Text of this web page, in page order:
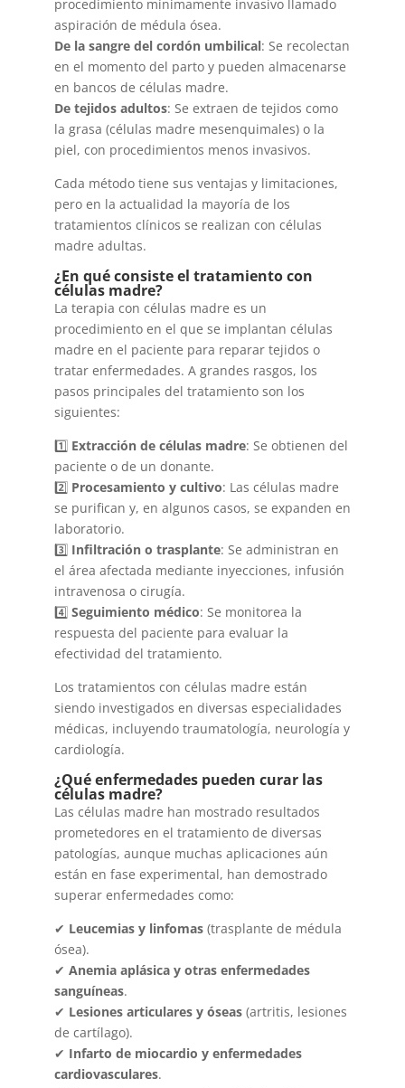
procedimiento mínimamente invasivo llamado
aspiración de médula ósea.
De la sangre del cordón umbilical: Se recolectan
en el momento del parto y pueden almacenarse
en bancos de células madre.
De tejidos adultos: Se extraen de tejidos como
la grasa (células madre mesenquimales) o la
piel, con procedimientos menos invasivos.
Cada método tiene sus ventajas y limitaciones,
pero en la actualidad la mayoría de los
tratamientos clínicos se realizan con células
madre adultas.
¿En qué consiste el tratamiento con
células madre?
La terapia con células madre es un
procedimiento en el que se implantan células
madre en el paciente para reparar tejidos o
tratar enfermedades. A grandes rasgos, los
pasos principales del tratamiento son los
siguientes:
1️⃣ Extracción de células madre: Se obtienen del
paciente o de un donante.
2️⃣ Procesamiento y cultivo: Las células madre
se purifican y, en algunos casos, se expanden en
laboratorio.
3️⃣ Infiltración o trasplante: Se administran en
el área afectada mediante inyecciones, infusión
intravenosa o cirugía.
4️⃣ Seguimiento médico: Se monitorea la
respuesta del paciente para evaluar la
efectividad del tratamiento.
Los tratamientos con células madre están
siendo investigados en diversas especialidades
médicas, incluyendo traumatología, neurología y
cardiología.
¿Qué enfermedades pueden curar las
células madre?
Las células madre han mostrado resultados
prometedores en el tratamiento de diversas
patologías, aunque muchas aplicaciones aún
están en fase experimental, han demostrado
superar enfermedades como:
✔ Leucemias y linfomas(trasplante de médula
ósea).
✔ Anemia aplásica y otras enfermedades
sanguíneas.
✔ Lesiones articulares y óseas(artritis, lesiones
de cartílago).
✔ Infarto de miocardio y enfermedades
cardiovasculares.